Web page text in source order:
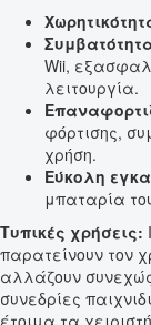
Wii,
λειτουργία.
φόρτισης,
χρήση.
Εύκολη
μπαταρία
Τυπικές χρήσεις:
παρατείνουν τον
αλλάζουν
συνεδρίες
έτοιμα τα